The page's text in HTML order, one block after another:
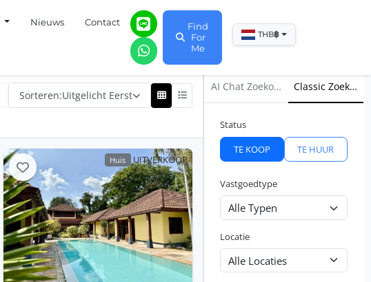
Nieuws Contact
Find
For
Me
THB฿
Sorteren:Uitgelicht Eerst
Huis UITVERKOOP
AI Chat ZoekopdrachtClassic
Status
TE KOOP
TE HUUR
Vastgoedtype
Locatie